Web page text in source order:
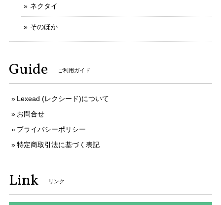
写真と説明文通りの綺麗なお品でした 予備コマでのバンドサ
イズ調整にも応じていただき、ありがとうございます
存じます。 お客様のお言葉がとても励みになり
ます。 ご丁寧なお取引をしていただきましてあ
りがとうございます。 今後ともなにとぞよろし
くお願いいたします。
ネクタイ
そのほか
Guide ご利用ガイド
Lexead (レクシード)について
お問合せ
プライバシーポリシー
特定商取引法に基づく表記
Link リンク